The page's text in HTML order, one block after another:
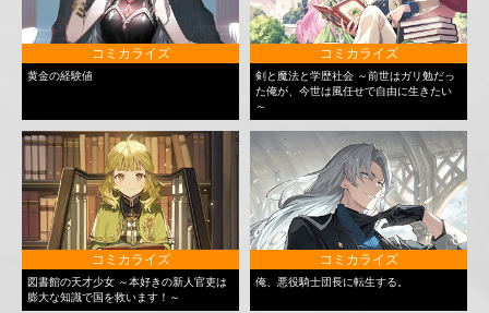
コミカライズ
黄金の経験値
コミカライズ
剣と魔法と学歴社会 ～前世はガリ勉だっ
た俺が、今世は風任せで自由に生きたい
～
コミカライズ
図書館の天才少女 ～本好きの新人官吏は
膨大な知識で国を救います！～
コミカライズ
俺、悪役騎士団長に転生する。